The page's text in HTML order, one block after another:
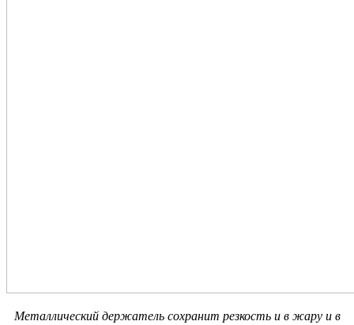
Металлический держатель сохранит резкость и в жару и в